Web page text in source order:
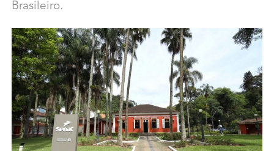
Brasileiro.